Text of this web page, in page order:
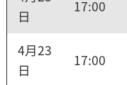
日
17:00
4月23
日
17:00